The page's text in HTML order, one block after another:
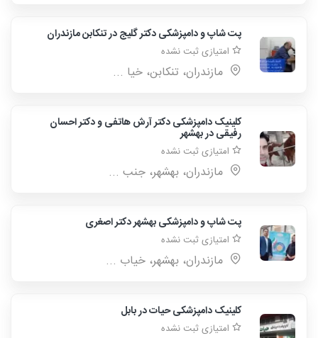
پت شاپ و دامپزشکی دکتر گلیج در تنکابن مازندران
امتیازی ثبت نشده
مازندران، تنکابن، خیا ...
کلینیک دامپزشکی دکتر آرش هاتفی و دکتر احسان
رفیقی در بهشهر
امتیازی ثبت نشده
مازندران، بهشهر، جنب ...
پت شاپ و دامپزشکی بهشهر دکتر اصغری
امتیازی ثبت نشده
مازندران، بهشهر، خیاب ...
کلینیک دامپزشکی حیات در بابل
امتیازی ثبت نشده